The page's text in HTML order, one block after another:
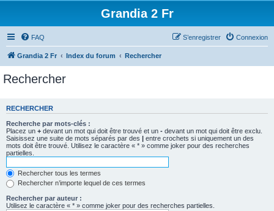
Grandia 2 Fr
FAQ Connexion
S’enregistrer
Grandia 2 Fr Index du forum Rechercher
Rechercher
RECHERCHER
Recherche par mots-clés :
Placez un + devant un mot qui doit être trouvé et un - devant un mot qui doit être exclu.
Saisissez une suite de mots séparés par des | entre crochets si uniquement un des
mots doit être trouvé. Utilisez le caractère « * » comme joker pour des recherches
partielles.
Rechercher tous les termes
Rechercher n’importe lequel de ces termes
Rechercher par auteur :
Utilisez le caractère « * » comme joker pour des recherches partielles.